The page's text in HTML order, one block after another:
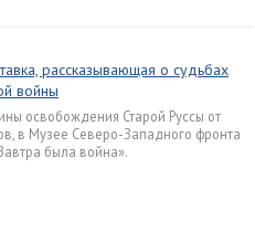
рассказывающая о судьбах
войны
освобождения Старой Руссы от
в Музее Северо-Западного фронта
была война».